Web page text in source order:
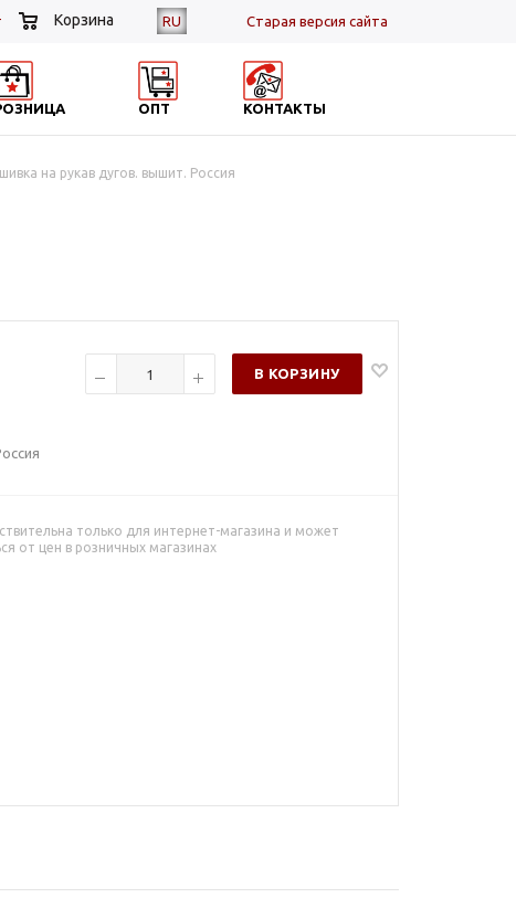
RU Cтарая версия сайта
Корзина
ОПТ КОНТАКТЫ
на рукав дугов. вышит. Россия
В КОРЗИНУ
только для интернет-магазина и может
от цен в розничных магазинах